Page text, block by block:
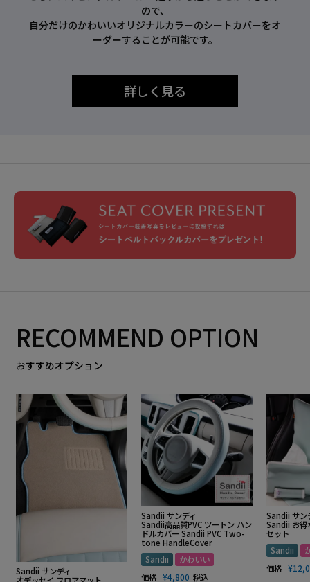
ので、
自分だけのかわいいオリジナルカラーのシートカバーをオ
ーダーすることが可能です。
詳しく見る
RECOMMEND OPTION
おすすめオプション
Sandii サンディ
Sandii サンディ
Sandii高品質PVC ツートン ハン
ドルカバー Sandii PVC Two-
tone HandleCover
Sandii
かわいい
価格 ¥4,800 税込
Sandii サン
Sandii お得
セット
Sandii
価格 ¥